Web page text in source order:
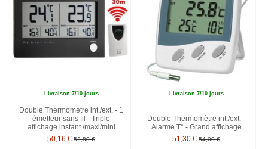
Livraison 7/10 jours
Double Thermomètre int./ext. - 1
émetteur sans fil - Triple
affichage instant./maxi/mini
50,16 € 52,80 €
Livraison 7/10 jours
Double Thermomètre int./ext. -
Alarme T° - Grand affichage
51,30 € 54,00 €